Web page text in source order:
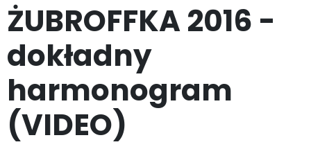
ŻUBROFFKA 2016 -
dokładny
harmonogram
(VIDEO)